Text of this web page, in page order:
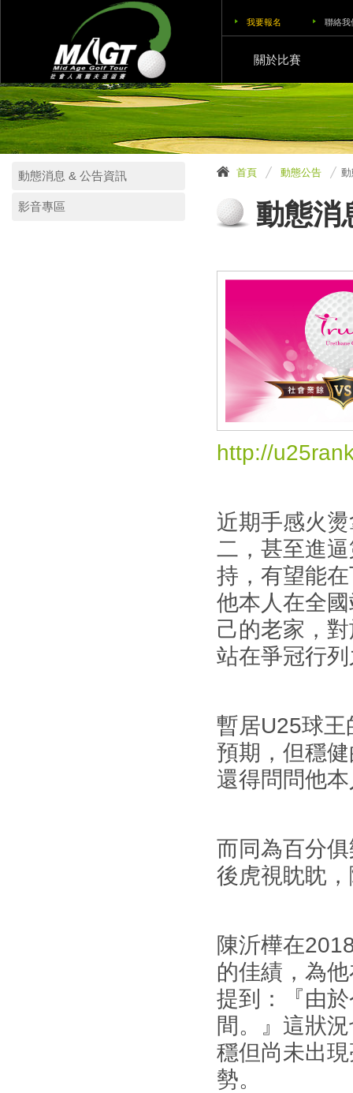
我要報名 聯絡我
關於比賽
動態消息 & 公告資訊
影音專區
首頁 動態公告
動態消
http://
近期手感火
二，甚至進
持，有望能
他本人在全
己的老家，
站在爭冠行
暫居U25球王
預期，但穩
還得問問他
而同為百分
後虎視眈眈
陳沂樺在
的佳績，為
提到：『由
間。』這狀
穩但尚未出
勢。